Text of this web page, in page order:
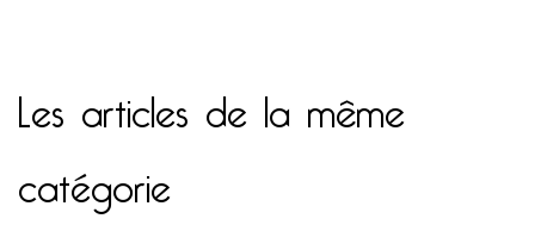
Les articles de la même
catégorie